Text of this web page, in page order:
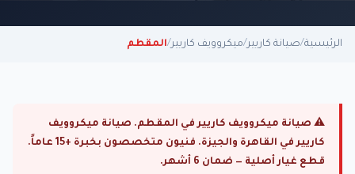
الرئيسية/صيانة كاريير/ميكروويف كاريير/المقطم
⚠ صيانة ميكروويف كاريير في المقطم. صيانة ميكروويف
كاريير في القاهرة والجيزة. فنيون متخصصون بخبرة +15 عاماً.
قطع غيار أصلية — ضمان 6 أشهر.